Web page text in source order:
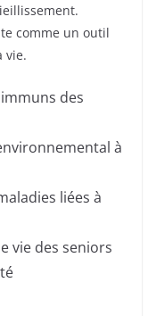
comme un outil
vie.
des
à
liées à
vie des seniors